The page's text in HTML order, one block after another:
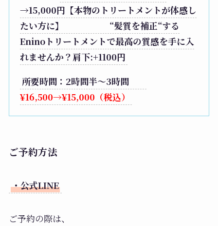
→15,000円【本物のトリートメントが体感し
たい方に】 “髪質を補正“する
Eninoトリートメントで最高の質感を手に入
れませんか？肩下:+1100円
所要時間：2時間半〜3時間
¥16,500→¥15,000（税込）
ご予約方法
・公式LINE
ご予約の際は、